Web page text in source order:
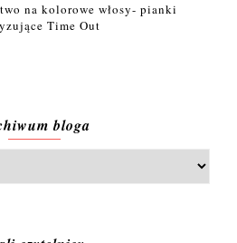
na kolorowe włosy- pianki
Time Out
bloga